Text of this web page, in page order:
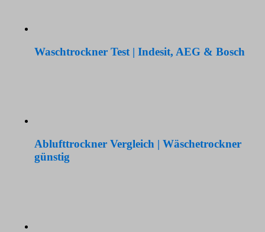
Waschtrockner Test | Indesit, AEG & Bosch
Ablufttrockner Vergleich | Wäschetrockner
günstig